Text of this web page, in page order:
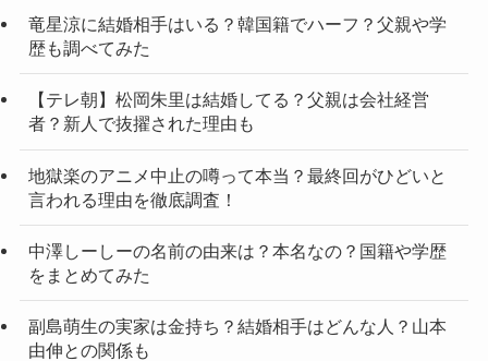
竜星涼に結婚相手はいる？韓国籍でハーフ？父親や学
歴も調べてみた
【テレ朝】松岡朱里は結婚してる？父親は会社経営
者？新人で抜擢された理由も
地獄楽のアニメ中止の噂って本当？最終回がひどいと
言われる理由を徹底調査！
中澤しーしーの名前の由来は？本名なの？国籍や学歴
をまとめてみた
副島萌生の実家は金持ち？結婚相手はどんな人？山本
由伸との関係も